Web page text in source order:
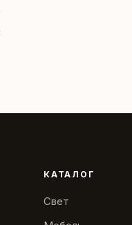
КАТАЛОГ
Свет